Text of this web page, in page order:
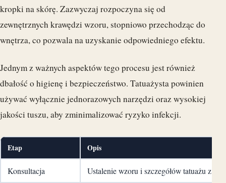
kropki na skórę. Zazwyczaj rozpoczyna się od
zewnętrznych krawędzi wzoru, stopniowo przechodząc do
wnętrza, co pozwala na uzyskanie odpowiedniego efektu.
Jednym z ważnych aspektów tego procesu jest również
dbałość o higienę i bezpieczeństwo. Tatuażysta powinien
używać wyłącznie jednorazowych narzędzi oraz wysokiej
jakości tuszu, aby zminimalizować ryzyko infekcji.
Etap Opis
Konsultacja Ustalenie wzoru i szczegółów tatuażu z